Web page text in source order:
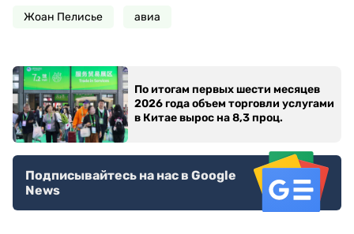
Жоан Пелисье авиа
По итогам первых шести месяцев
2026 года объем торговли услугами
в Китае вырос на 8,3 проц.
Подписывайтесь на нас в Google
News